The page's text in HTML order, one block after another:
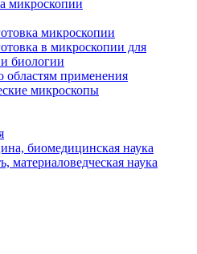
микроскопии
микроскопии
в микроскопии для
биологии
областям применения
микроскопы
биомедицинская наука
материаловедческая наука